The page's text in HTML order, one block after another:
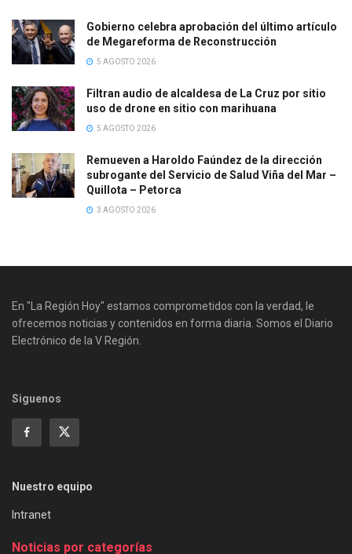
Gobierno celebra aprobación del último artículo
de Megareforma de Reconstrucción
5 AGOSTO 2026
Filtran audio de alcaldesa de La Cruz por sitio
uso de drone en sitio con marihuana
5 AGOSTO 2026
Remueven a Haroldo Faúndez de la dirección
subrogante del Servicio de Salud Viña del Mar –
Quillota – Petorca
3 AGOSTO 2026
En "La Región Hoy" estamos comprometidos con la verdad, le
ofrecemos noticias y contenidos en forma diaria. Somos el Diario
Electrónico de la V Región.
Siguenos
Nuestro equipo
Intranet
Noticias por categorías